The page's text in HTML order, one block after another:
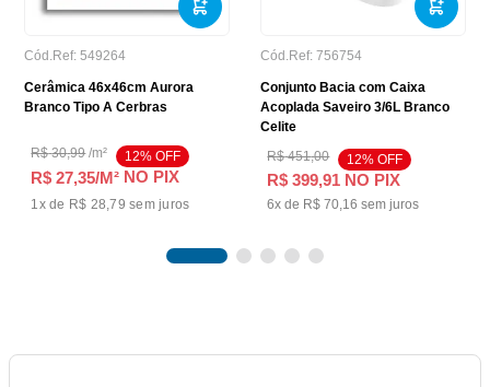
Cód.Ref: 549264
Cerâmica 46x46cm Aurora
Branco Tipo A Cerbras
R$ 30,99/m² 12% OFF
R$ 27,35/M² NO PIX
1x de R$ 28,79 sem juros
Cód.Ref: 756754
Conjunto Bacia com Caixa
Acoplada Saveiro 3/6L Branco
Celite
R$ 451,00 12% OFF
R$ 399,91 NO PIX
6x de R$ 70,16 sem juros